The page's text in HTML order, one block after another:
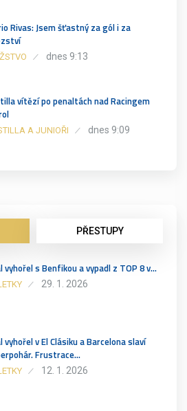
Rivas: Jsem šťastný za gól i za
dnes 9:13
vítězí po penaltách nad Racingem
A JUNIOŘI dnes 9:09
PŘESTUPY
vyhořel s Benfikou a vypadl z TOP 8 v…
29. 1. 2026
vyhořel v El Clásiku a Barcelona slaví
Frustrace…
12. 1. 2026